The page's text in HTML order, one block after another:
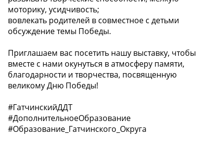
моторику, усидчивость;
вовлекать родителей в совместное с детьми
обсуждение темы Победы.
Приглашаем вас посетить нашу выставку, чтобы
вместе с нами окунуться в атмосферу памяти,
благодарности и творчества, посвященную
великому Дню Победы!
#ГатчинскийДДТ
#ДополнительноеОбразование
#Образование_Гатчинского_Округа